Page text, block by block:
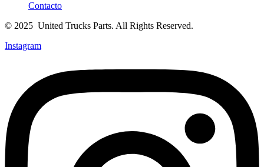
Contacto
© 2025 United Trucks Parts. All Rights Reserved.
Instagram